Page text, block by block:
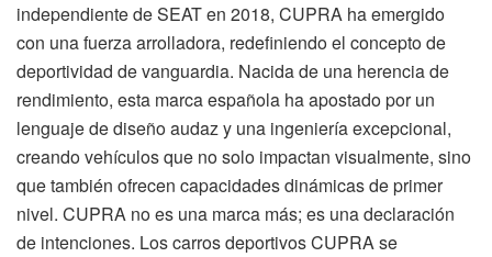
independiente de SEAT en 2018, CUPRA ha emergido
con una fuerza arrolladora, redefiniendo el concepto de
deportividad de vanguardia. Nacida de una herencia de
rendimiento, esta marca española ha apostado por un
lenguaje de diseño audaz y una ingeniería excepcional,
creando vehículos que no solo impactan visualmente, sino
que también ofrecen capacidades dinámicas de primer
nivel. CUPRA no es una marca más; es una declaración
de intenciones. Los carros deportivos CUPRA se